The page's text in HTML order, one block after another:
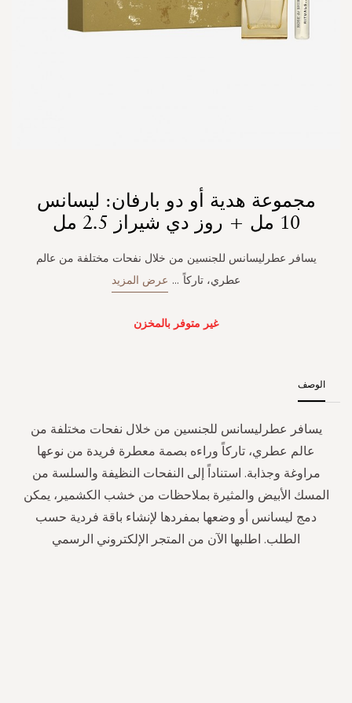
beginning
مجموعة هدية أو دو بارفان: ليسانس
10 مل + روز دي شيراز 2.5 مل
يسافر عطرليسانس للجنسين من خلال نفحات مختلفة من عالم
عطري، تاركاً ... عرض المزيد
غير متوفر بالمخزن
الوصف
يسافر عطرليسانس للجنسين من خلال نفحات مختلفة من
عالم عطري، تاركاً وراءه بصمة معطرة فريدة من نوعها
مراوغة وجذابة. استناداً إلى النفحات النظيفة والسلسة من
المسك الأبيض والمثيرة بملاحظات من خشب الكشمير، يمكن
دمج ليسانس أو وضعها بمفردها لإنشاء باقة فردية حسب
الطلب. اطلبها الآن من المتجر الإلكتروني الرسمي